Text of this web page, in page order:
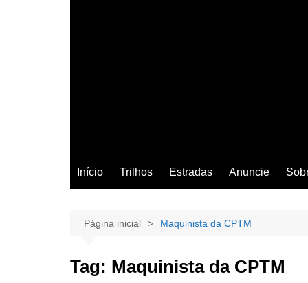
Início Trilhos Estradas Anuncie
Página inicial Maquinista da CPTM
Tag: Maquinista da CPTM